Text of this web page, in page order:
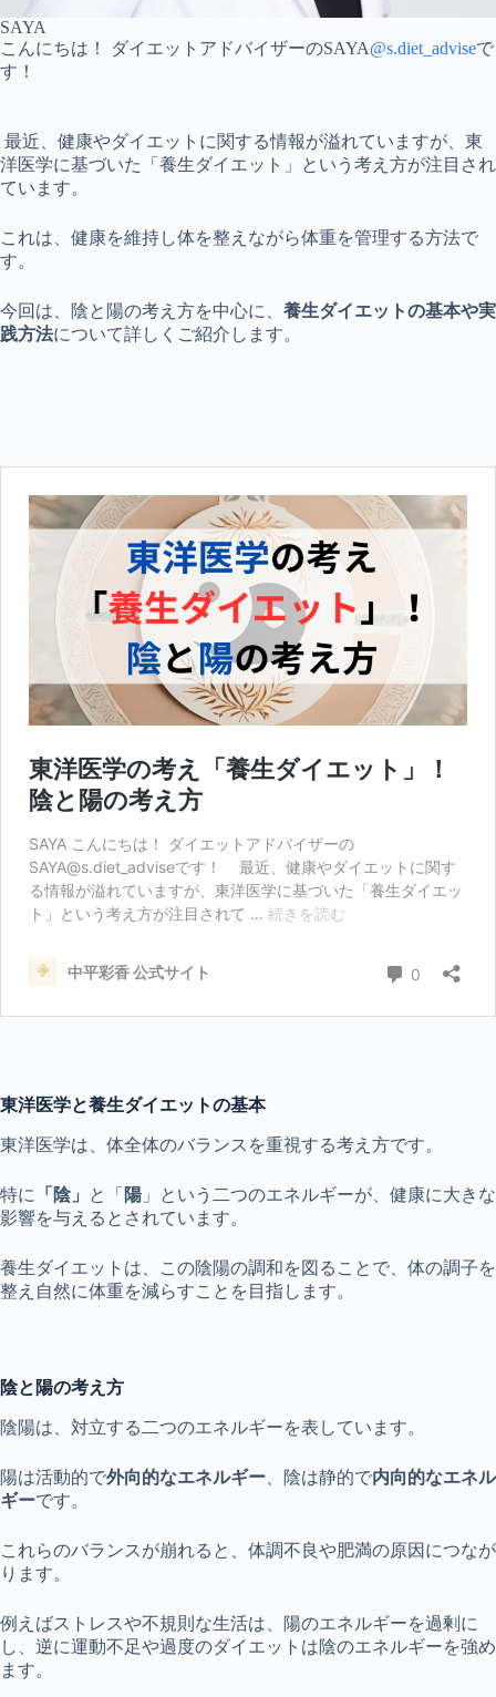
SAYA
こんにちは！ ダイエットアドバイザーのSAYA@s.diet_adviseで
す！
最近、健康やダイエットに関する情報が溢れていますが、東
洋医学に基づいた「養生ダイエット」という考え方が注目され
ています。
これは、健康を維持し体を整えながら体重を管理する方法で
す。
今回は、陰と陽の考え方を中心に、 養生ダイエットの基本や実
践方法について詳しくご紹介します。
東洋医学と養生ダイエットの基本
東洋医学は、体全体のバランスを重視する考え方です。
特に 「陰」 と「 陽 」という二つのエネルギーが、健康に大きな
影響を与えるとされています。
養生ダイエットは、この陰陽の調和を図ることで、体の調子を
整え自然に体重を減らすことを目指します。
陰と陽の考え方
陰陽は、対立する二つのエネルギーを表しています。
陽は活動的で外向的なエネルギー 、陰は静的で内向的なエネル
ギーです。
これらのバランスが崩れると、体調不良や肥満の原因につなが
ります。
例えばストレスや不規則な生活は、陽のエネルギーを過剰に
し、逆に運動不足や過度のダイエットは陰のエネルギーを強め
ます。